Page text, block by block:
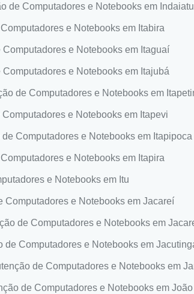
de Computadores e Notebooks em
e Notebooks em Itabira
e Notebooks em Itaguaí
e Notebooks em Itajubá
de Computadores e Notebooks em
e Notebooks em Itapevi
Computadores e Notebooks em Itapipoca
e Notebooks em Itapira
e Notebooks em Itu
Computadores e Notebooks em Jacareí
de Computadores e Notebooks em
de Computadores e Notebooks em
de Computadores e Notebooks em
de Computadores e Notebooks em